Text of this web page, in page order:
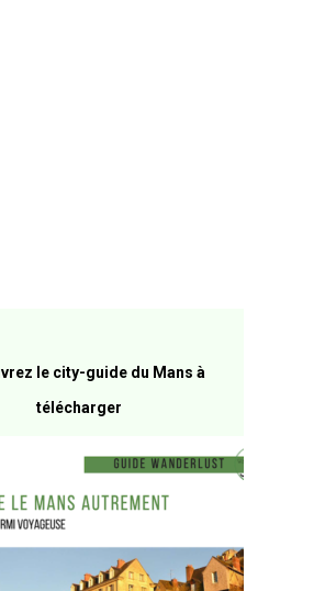
le city-guide du Mans à
télécharger